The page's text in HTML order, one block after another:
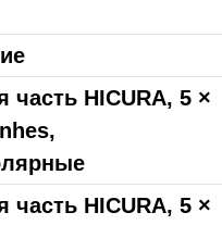
часть HICURA, 5 ×
часть HICURA, 5 ×